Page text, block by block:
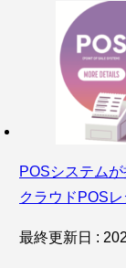
POSシステム
クラウドPOS
最終更新日 :